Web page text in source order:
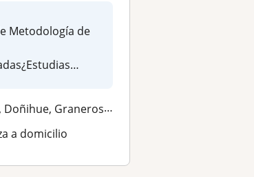
Metodología de
Graneros, Olivar
a domicilio